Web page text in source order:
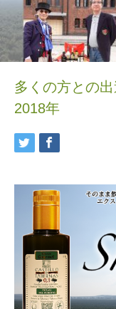
多くの方との
2018年